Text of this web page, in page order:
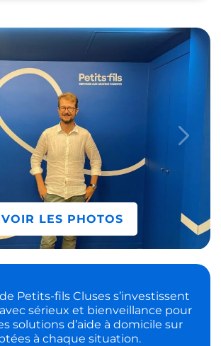
VOIR LES PHOTOS
Petits-fils Cluses s’investissent
sérieux et bienveillance pour
solutions d’aide à domicile sur
à chaque situation.